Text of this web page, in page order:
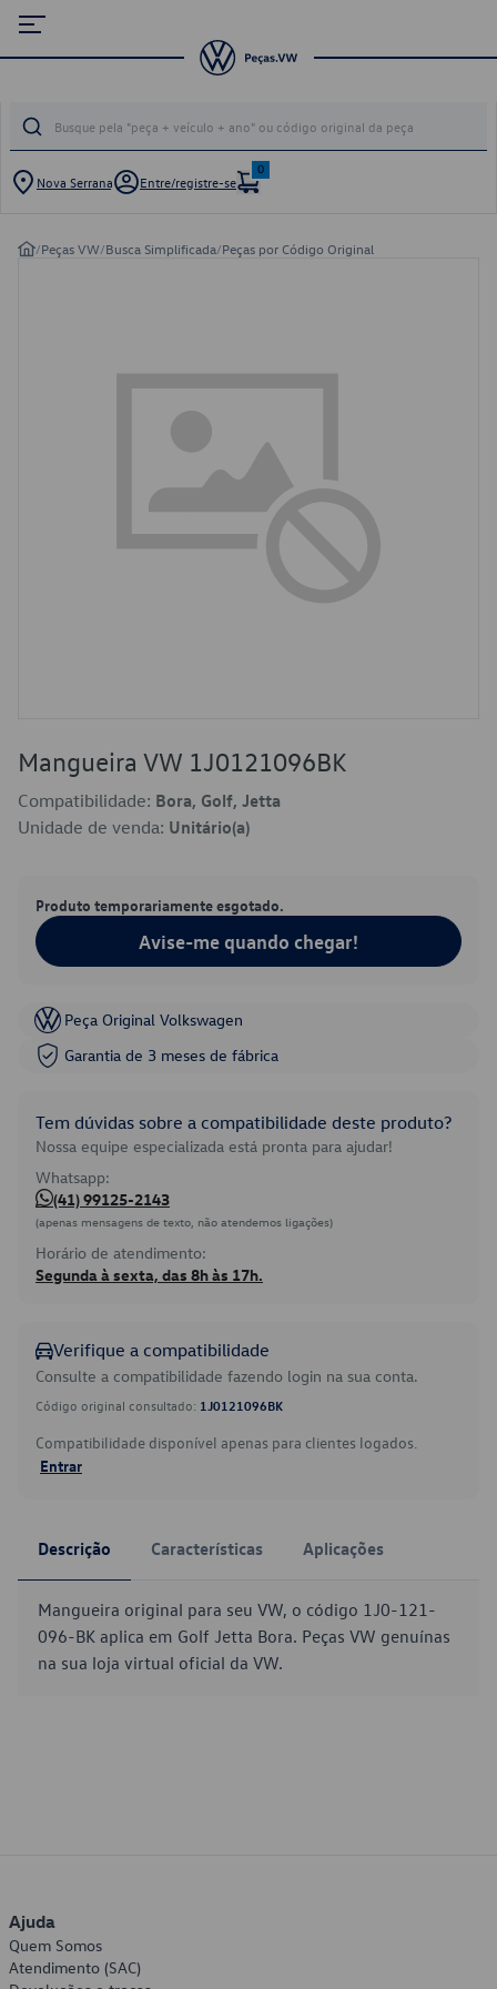
Nova Serrana Entre/registre-se
0
/Peças VW/Busca Simplificada/Peças por Código Original
Mangueira VW 1J0121096BK
Compatibilidade: Bora, Golf, Jetta
Unidade de venda: Unitário(a)
Produto temporariamente esgotado.
Avise-me quando chegar!
Peça Original Volkswagen
Garantia de 3 meses de fábrica
Tem dúvidas sobre a compatibilidade deste produto?
Nossa equipe especializada está pronta para ajudar!
Whatsapp:
(41) 99125-2143
(apenas mensagens de texto, não atendemos ligações)
Horário de atendimento:
Segunda à sexta, das 8h às 17h.
Verifique a compatibilidade
Consulte a compatibilidade fazendo login na sua conta.
Código original consultado: 1J0121096BK
Compatibilidade disponível apenas para clientes logados.
Entrar
Descrição Características Aplicações
Mangueira original para seu VW, o código 1J0-121-
096-BK aplica em Golf Jetta Bora. Peças VW genuínas
na sua loja virtual oficial da VW.
Ajuda
Quem Somos
Atendimento (SAC)